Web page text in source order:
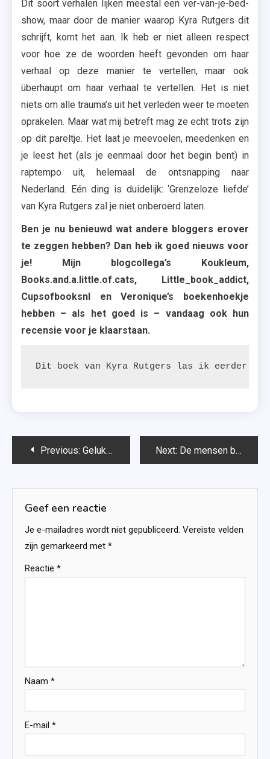
Dit soort verhalen lijken meestal een ver-van-je-bed-
show, maar door de manier waarop Kyra Rutgers dit
schrijft, komt het aan. Ik heb er niet alleen respect
voor hoe ze de woorden heeft gevonden om haar
verhaal op deze manier te vertellen, maar ook
überhaupt om haar verhaal te vertellen. Het is niet
niets om alle trauma’s uit het verleden weer te moeten
oprakelen. Maar wat mij betreft mag ze echt trots zijn
op dit pareltje. Het laat je meevoelen, meedenken en
je leest het (als je eenmaal door het begin bent) in
raptempo uit, helemaal de ontsnapping naar
Nederland. Eén ding is duidelijk: ‘Grenzeloze liefde’
van Kyra Rutgers zal je niet onberoerd laten.
Ben je nu benieuwd wat andere bloggers erover
te zeggen hebben? Dan heb ik goed nieuws voor
je! Mijn blogcollega’s Koukleum,
Books.and.a.little.of.cats, Little_book_addict,
Cupsofbooksnl en Veronique’s boekenhoekje
hebben – als het goed is – vandaag ook hun
recensie voor je klaarstaan.
Dit boek van Kyra Rutgers las ik eerder:
Bericht
Previous: Gelukkig verloren – Koen Pieter van Dijk & Mireille van Hout Next: De mensen boven ons – Lisa Jewell
Geef een reactie
Je e-mailadres wordt niet gepubliceerd. Vereiste velden
zijn gemarkeerd met *
Reactie *
Naam *
E-mail *